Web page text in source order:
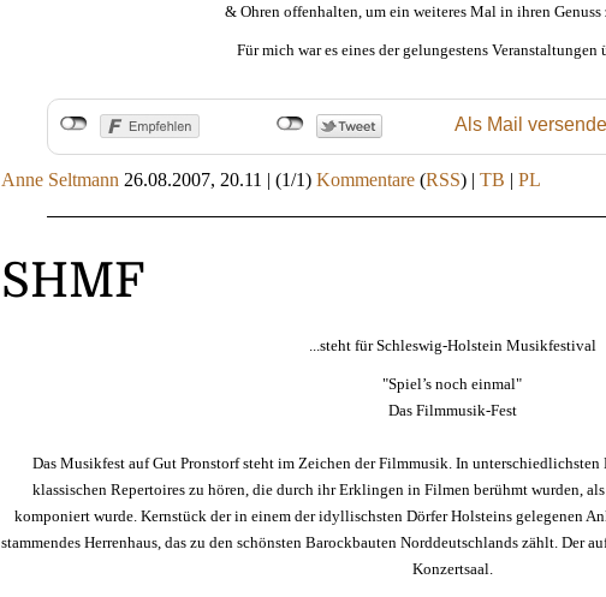
& Ohren offenhalten, um ein weiteres Mal in ihren Genuss
Für mich war es eines der gelungestens Veranstaltungen
Als Mail
Anne Seltmann 26.08.2007, 20.11 | (1/1) Kommentare (RSS) | TB | PL
SHMF
...steht für Schleswig-Holstein Musikfestival
"Spiel’s noch einmal"
Das Filmmusik-Fest
Das Musikfest auf Gut Pronstorf steht im Zeichen der Filmmusik. In
klassischen Repertoires zu hören, die durch ihr Erklingen in Filmen berühmt wurden,
komponiert wurde. Kernstück der in einem der idyllischsten Dörfer Holsteins gelegenen
stammendes Herrenhaus, das zu den schönsten Barockbauten Norddeutschlands zählt. Der
Konzertsaal.